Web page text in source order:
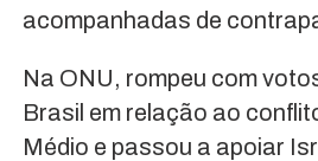
acompanhadas de
Na ONU, rompeu com
Brasil em relação ao
Médio e passou a apoiar